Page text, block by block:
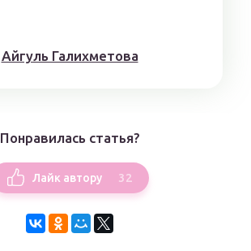
Айгуль Галихметова
Понравилась статья?
Лайк автору 32